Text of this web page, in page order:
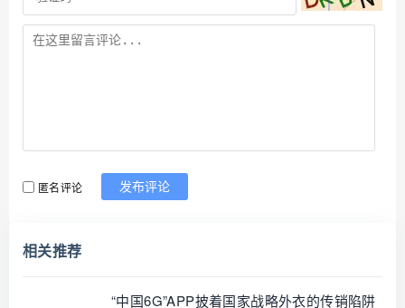
匿名评论 发布评论
相关推荐
“中国6G”APP披着国家战略外衣的传销陷阱